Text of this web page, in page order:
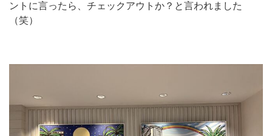
ントに言ったら、チェックアウトか？と言われました
（笑）